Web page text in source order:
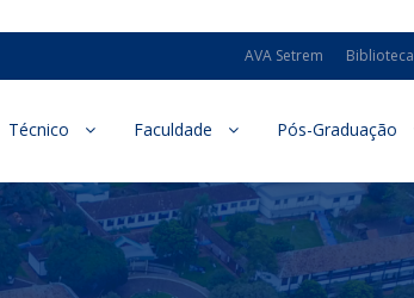
AVA Setrem Biblioteca
Técnico Faculdade Pós-Graduação